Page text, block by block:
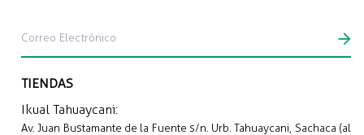
TIENDAS
Ikual Tahuaycani:
Av. Juan Bustamante de la Fuente s/n. Urb. Tahuaycani, Sachaca (al